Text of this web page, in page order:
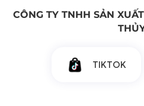
CÔNG TY TNHH SẢN
TIKTOK